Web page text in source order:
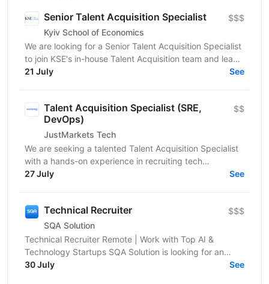
Senior Talent Acquisition Specialist
Kyiv School of Economics
$$$
We are looking for a Senior Talent Acquisition Specialist
to join KSE's in-house Talent Acquisition team and lead
the attraction of key professionals and...
21 July See
Talent Acquisition Specialist (SRE,
DevOps)
JustMarkets Tech
$$
We are seeking a talented Talent Acquisition Specialist
with a hands-on experience in recruiting tech
professionals. As a Talent Acquisition Specialist you...
27 July See
Technical Recruiter
SQA Solution
$$$
Technical Recruiter Remote | Work with Top AI &
Technology Startups SQA Solution is looking for an
experienced Technical Recruiter to join our team and...
30 July See